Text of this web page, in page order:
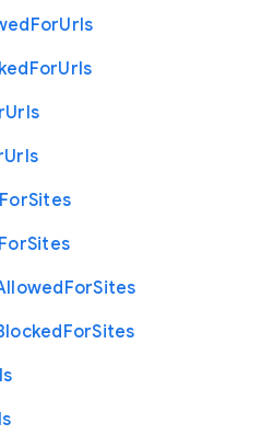
ForUrls
ForUrls
Urls
Urls
ForSites
ForSites
ForSites
ForSites